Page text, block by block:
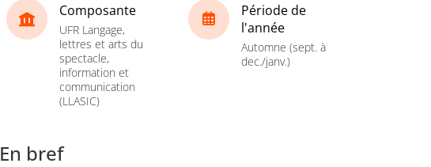
Composante
UFR Langage,
lettres et arts du
spectacle,
information et
communication
(LLASIC)
Période de
l'année
Automne (sept. à
dec./janv.)
En bref